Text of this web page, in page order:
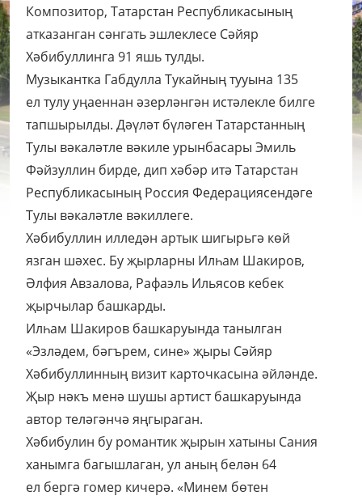
Композитор, Татарстан Республикасының
атказанган сәнгать эшлеклесе Сәйяр
Хәбибуллинга 91 яшь тулды.
Музыкантка Габдулла Тукайның тууына 135
ел тулу уңаеннан әзерләнгән истәлекле билге
тапшырылды. Дәүләт бүләген Татарстанның
Тулы вәкаләтле вәкиле урынбасары Эмиль
Фәйзуллин бирде, дип хәбәр итә Татарстан
Республикасының Россия Федерациясендәге
Тулы вәкаләтле вәкиллеге.
Хәбибуллин илледән артык шигырьгә көй
язган шәхес. Бу җырларны Илһам Шакиров,
Әлфия Авзалова, Рафаэль Ильясов кебек
җырчылар башкарды.
Илһам Шакиров башкаруында танылган
«Эзләдем, бәгърем, сине» җыры Сәйяр
Хәбибуллинның визит карточкасына әйләнде.
Җыр нәкъ менә шушы артист башкаруында
автор теләгәнчә яңгыраган.
Хәбибулин бу романтик җырын хатыны Сания
ханымга багышлаган, ул аның белән 64
ел бергә гомер кичерә. «Минем бөтен